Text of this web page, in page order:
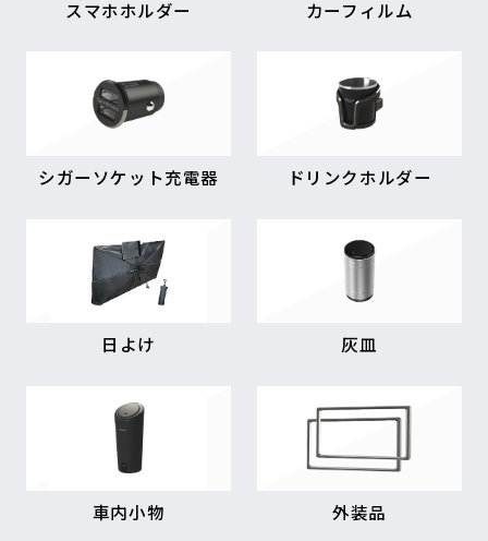
スマホホルダー カーフィルム
シガーソケット充電器 ドリンクホルダー
日よけ 灰皿
車内小物 外装品